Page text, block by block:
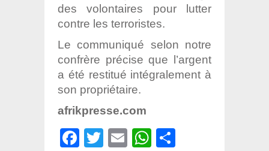
des volontaires pour lutter
contre les terroristes.
Le communiqué selon notre
confrère précise que l’argent
a été restitué intégralement à
son propriétaire.
afrikpresse.com
Facebook
Twitter
EmailWhatsApp